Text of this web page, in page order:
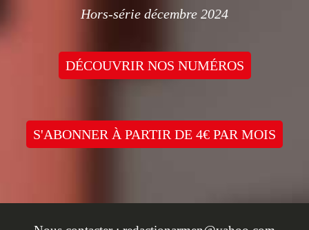
Hors-série décembre 2024
DÉCOUVRIR NOS NUMÉROS
S'ABONNER À PARTIR DE 4€ PAR MOIS